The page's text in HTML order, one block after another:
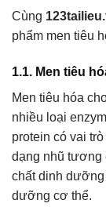
Cùng
phẩm men tiêu
1.1. Men tiêu
Men tiêu hóa
nhiều loại
protein có vai
dạng nhũ tương
chất dinh dưỡng
dưỡng cơ thể.